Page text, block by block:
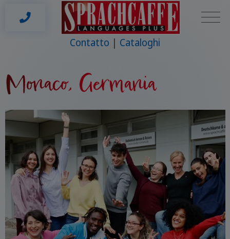
Contatto Cataloghi
Monaco, Germania